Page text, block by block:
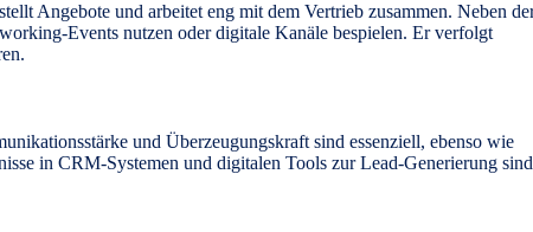
Angebote und arbeitet eng mit dem Vertrieb zusammen. Neben
Events nutzen oder digitale Kanäle bespielen. Er verfolgt
und Überzeugungskraft sind essenziell, ebenso wie
in CRM-Systemen und digitalen Tools zur Lead-Generierung sind